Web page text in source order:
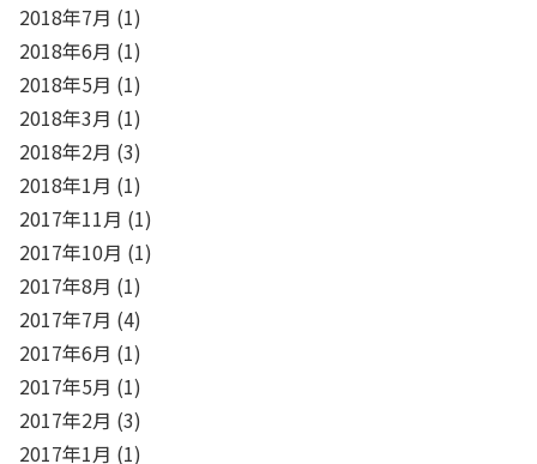
2018年7月 (1)
2018年6月 (1)
2018年5月 (1)
2018年3月 (1)
2018年2月 (3)
2018年1月 (1)
2017年11月 (1)
2017年10月 (1)
2017年8月 (1)
2017年7月 (4)
2017年6月 (1)
2017年5月 (1)
2017年2月 (3)
2017年1月 (1)